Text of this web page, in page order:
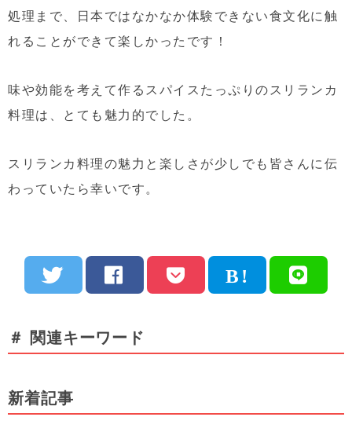
処理まで、日本ではなかなか体験できない食文化に触
れることができて楽しかったです！
味や効能を考えて作るスパイスたっぷりのスリランカ
料理は、とても魅力的でした。
スリランカ料理の魅力と楽しさが少しでも皆さんに伝
わっていたら幸いです。
＃ 関連キーワード
新着記事